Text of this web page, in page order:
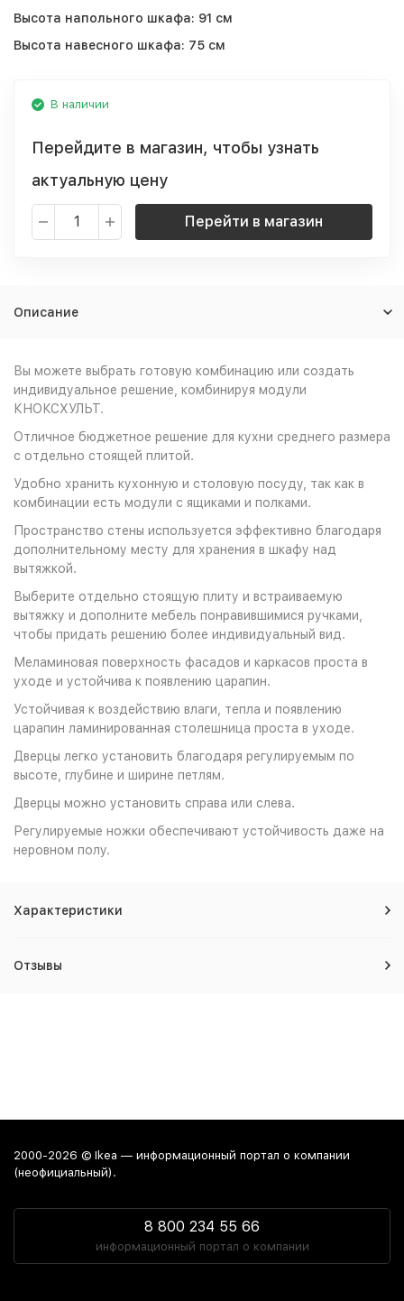
Высота напольного шкафа: 91 см
Высота навесного шкафа: 75 см
В наличии
Перейдите в магазин, чтобы узнать
актуальную цену
Перейти в магазин
Описание
Вы можете выбрать готовую комбинацию или создать
индивидуальное решение, комбинируя модули
КНОКСХУЛЬТ.
Отличное бюджетное решение для кухни среднего размера
с отдельно стоящей плитой.
Удобно хранить кухонную и столовую посуду, так как в
комбинации есть модули с ящиками и полками.
Пространство стены используется эффективно благодаря
дополнительному месту для хранения в шкафу над
вытяжкой.
Выберите отдельно стоящую плиту и встраиваемую
вытяжку и дополните мебель понравившимися ручками,
чтобы придать решению более индивидуальный вид.
Меламиновая поверхность фасадов и каркасов проста в
уходе и устойчива к появлению царапин.
Устойчивая к воздействию влаги, тепла и появлению
царапин ламинированная столешница проста в уходе.
Дверцы легко установить благодаря регулируемым по
высоте, глубине и ширине петлям.
Дверцы можно установить справа или слева.
Регулируемые ножки обеспечивают устойчивость даже на
неровном полу.
Характеристики
Отзывы
2000-2026 © Ikea — информационный портал о компании
(неофициальный).
8 800 234 55 66
информационный портал о компании